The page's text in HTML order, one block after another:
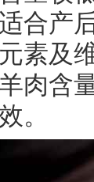
合产
素及
肉含
。